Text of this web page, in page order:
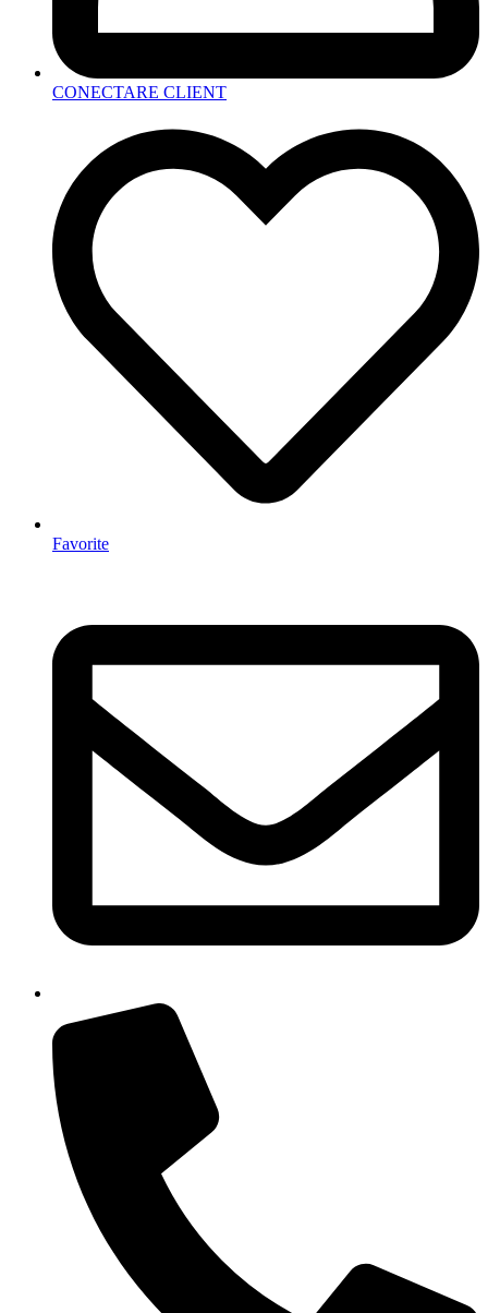
CONECTARE CLIENT
Favorite